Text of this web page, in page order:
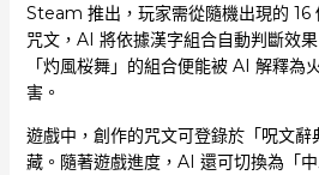
Steam 推出，玩家需從隨機出現的 16
咒文，AI 將依據漢字組合自動判斷效
「灼風桜舞」的組合便能被 AI 解釋為
害。
遊戲中，創作的咒文可登錄於「呪文
藏。隨著遊戲進度，AI 還可切換為「